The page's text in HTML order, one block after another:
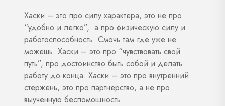
Хаски – это про силу характера, это не про
“удобно и легко”, а про физическую силу и
работоспособность. Смочь там где уже не
можешь. Хаски – это про “чувствовать свой
путь”, про достоинство быть собой и делать
работу до конца. Хаски – это про внутренний
стержень, это про партнерство, а не про
выученную беспомощность.